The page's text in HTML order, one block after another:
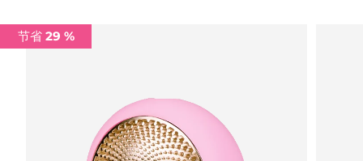
节省 29 %
菲律宾
预计送达日期